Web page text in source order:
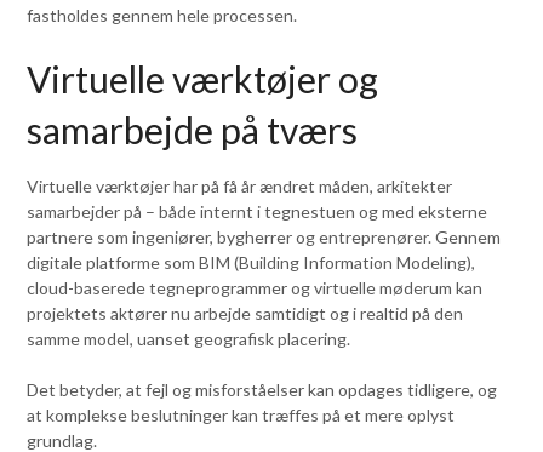
fastholdes gennem hele processen.
Virtuelle værktøjer og
samarbejde på tværs
Virtuelle værktøjer har på få år ændret måden, arkitekter
samarbejder på – både internt i tegnestuen og med eksterne
partnere som ingeniører, bygherrer og entreprenører. Gennem
digitale platforme som BIM (Building Information Modeling),
cloud-baserede tegneprogrammer og virtuelle møderum kan
projektets aktører nu arbejde samtidigt og i realtid på den
samme model, uanset geografisk placering.
Det betyder, at fejl og misforståelser kan opdages tidligere, og
at komplekse beslutninger kan træffes på et mere oplyst
grundlag.